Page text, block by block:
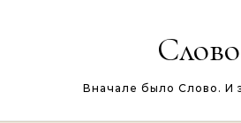
Слово
Вначале было Слово.